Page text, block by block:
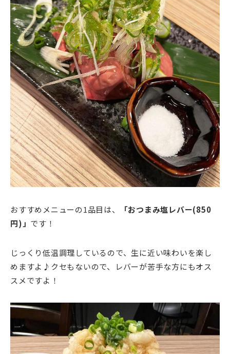
おすすめメニューの1品目は、
「おつまみ塩レバー(850
円)」 です！
じっくり低温調理しているので、生に近い味わいを楽し
めますよ♪クセもないので、レバーが苦手な方にもオス
スメですよ！